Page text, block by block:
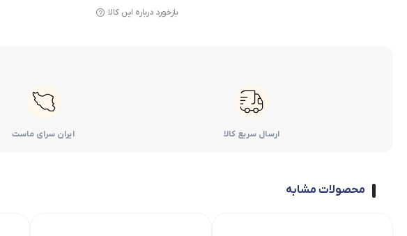
بازخورد درباره این کالا
ارسال سریع کالا ایران سرای ماست
محصولات مشابه